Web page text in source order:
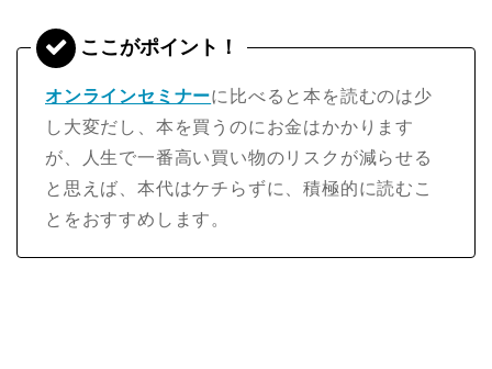
オンラインセミナーに比べると本を読むのは少
し大変だし、本を買うのにお金はかかります
が、人生で一番高い買い物のリスクが減らせる
と思えば、本代はケチらずに、積極的に読むこ
とをおすすめします。